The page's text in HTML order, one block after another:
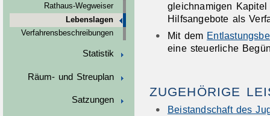
Rathaus-Wegweiser
Lebenslagen
Verfahrensbeschreibungen
Statistik
Räum- und Streuplan
Satzungen
gleichnamigen
Hilfsangebote als
Mit dem
eine steuerliche
ZUGEHÖRIGE
Beistandschaft des